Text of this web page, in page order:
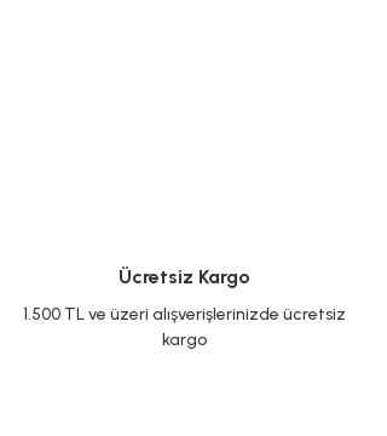
Ücretsiz Kargo
1.500 TL ve üzeri alışverişlerinizde ücretsiz
kargo